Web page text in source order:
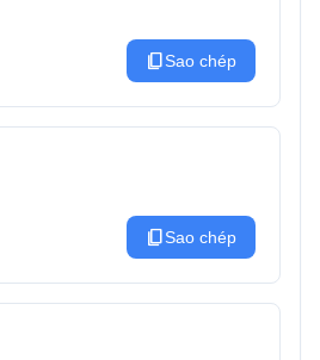
content_copySao chép
content_copySao chép